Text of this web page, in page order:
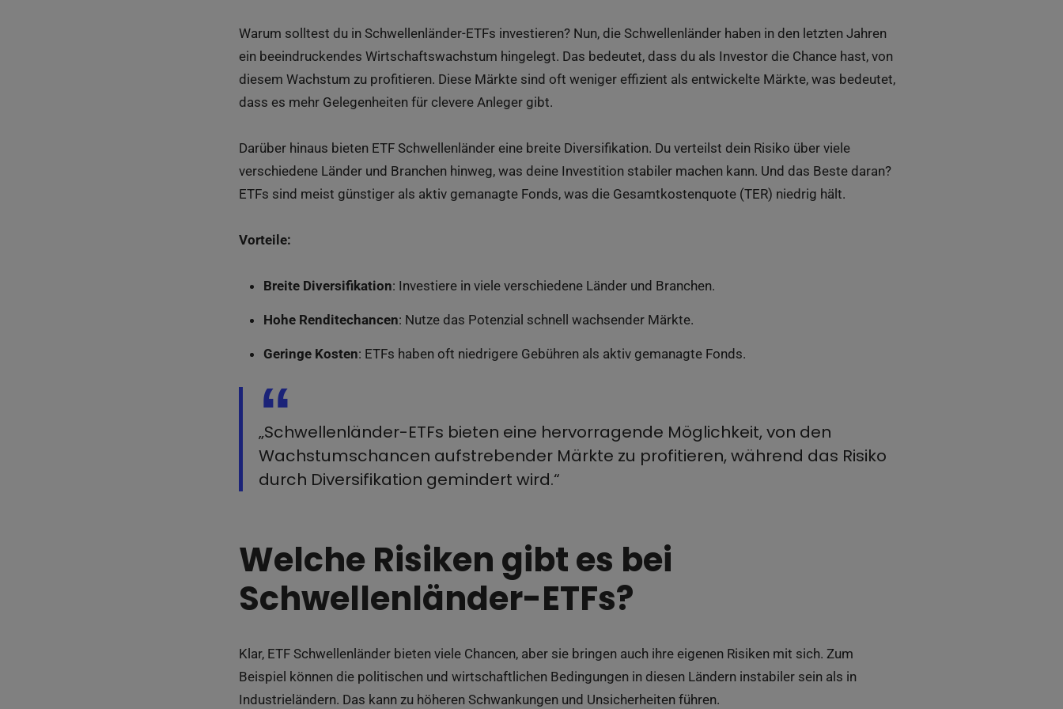
Warum solltest du in Schwellenländer-ETFs investieren? Nun, die Schwellenländer haben in den letzten Jahren
ein beeindruckendes Wirtschaftswachstum hingelegt. Das bedeutet, dass du als Investor die Chance hast, von
diesem Wachstum zu profitieren. Diese Märkte sind oft weniger effizient als entwickelte Märkte, was bedeutet,
dass es mehr Gelegenheiten für clevere Anleger gibt.
Darüber hinaus bieten ETF Schwellenländer eine breite Diversifikation. Du verteilst dein Risiko über viele
verschiedene Länder und Branchen hinweg, was deine Investition stabiler machen kann. Und das Beste daran?
ETFs sind meist günstiger als aktiv gemanagte Fonds, was die Gesamtkostenquote (TER) niedrig hält.
Vorteile:
Breite Diversifikation: Investiere in viele verschiedene Länder und Branchen.
Hohe Renditechancen: Nutze das Potenzial schnell wachsender Märkte.
Geringe Kosten: ETFs haben oft niedrigere Gebühren als aktiv gemanagte Fonds.
„Schwellenländer-ETFs bieten eine hervorragende Möglichkeit, von den
Wachstumschancen aufstrebender Märkte zu profitieren, während das Risiko
durch Diversifikation gemindert wird.“
Welche Risiken gibt es bei
Schwellenländer-ETFs?
Klar, ETF Schwellenländer bieten viele Chancen, aber sie bringen auch ihre eigenen Risiken mit sich. Zum
Beispiel können die politischen und wirtschaftlichen Bedingungen in diesen Ländern instabiler sein als in
Industrieländern. Das kann zu höheren Schwankungen und Unsicherheiten führen.